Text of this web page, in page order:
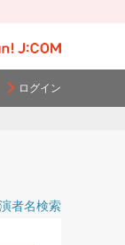
ログイン
者名検索